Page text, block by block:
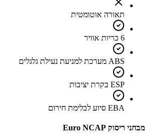
תאורה אוטומטית
6 כריות אוויר
ABS מערכת למניעת נעילת גלגלים
ESP בקרת יציבות
EBA סיוע לבלימת חירום
מבחני ריסוק Euro NCAP